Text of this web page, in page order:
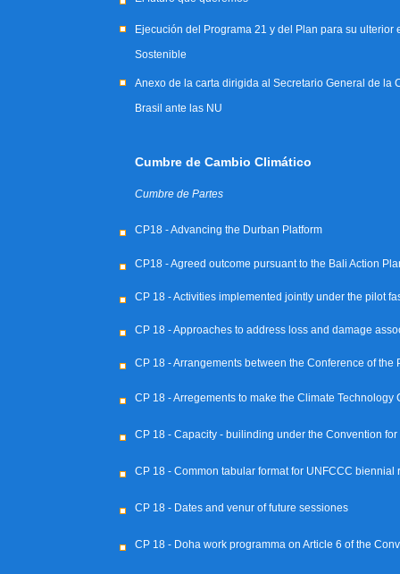
Ejecución del Programa 21 y del Plan para su
Sostenible
Anexo de la carta dirigida al Secretario General de
Brasil ante las NU
Cumbre de Cambio Climático
Cumbre de Partes
CP18 - Advancing the Durban Platform
CP18 - Agreed outcome pursuant to the Bali Action
CP 18 - Activities implemented jointly under the pilot
CP 18 - Approaches to address loss and damage
CP 18 - Arrangements between the Conference of the
CP 18 - Arregements to make the Climate
CP 18 - Capacity - builinding under the Convention
CP 18 - Common tabular format for UNFCCC
CP 18 - Dates and venur of future sessiones
CP 18 - Doha work programma on Article 6 of the